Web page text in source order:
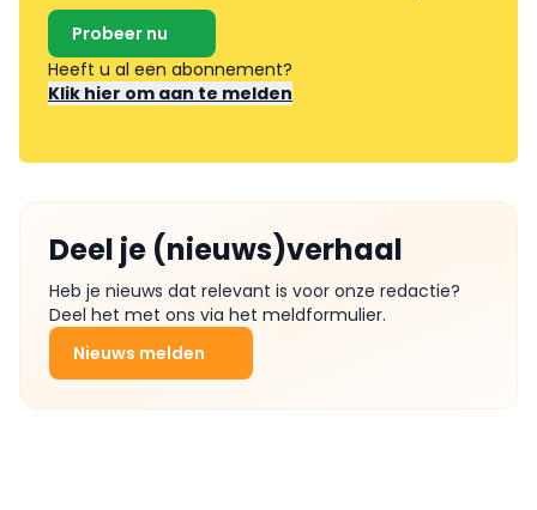
Probeer nu
Heeft u al een abonnement?
Klik hier om aan te melden
Deel je (nieuws)verhaal
Heb je nieuws dat relevant is voor onze redactie?
Deel het met ons via het meldformulier.
Nieuws melden